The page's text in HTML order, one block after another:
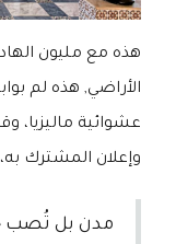
هذه مع مليون
الأراضي, هذه لم
عشوائية ماليزيا،
وإعلان المشترك
مدن بل تُصب